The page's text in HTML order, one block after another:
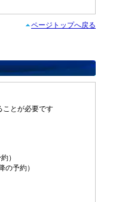
ページトップへ戻る
ことが必要です
）
の予約）